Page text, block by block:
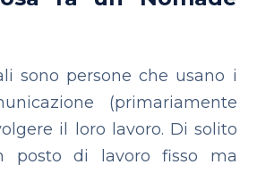
sono persone che usano i
(primariamente
il loro lavoro. Di solito
posto di lavoro fisso ma